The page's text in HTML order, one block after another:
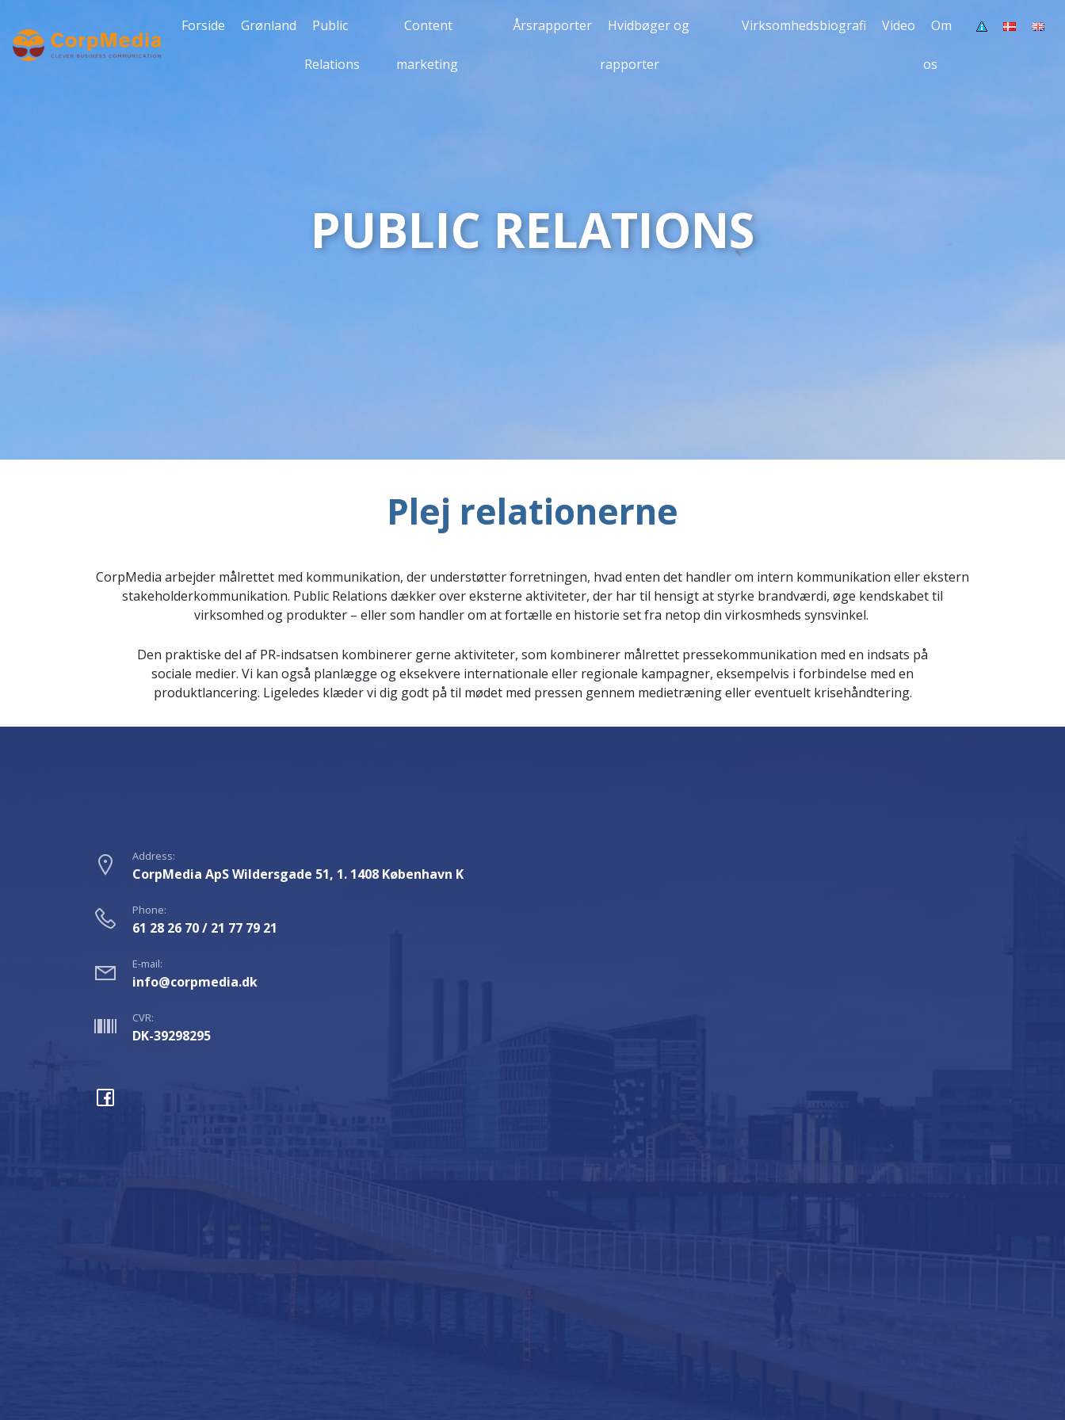
Forside Grønland Public
Relations
Content
marketing
Årsrapporter Hvidbøger og
rapporter
Virksomhedsbiografi Video Om
os
PUBLIC RELATIONS
Plej relationerne
CorpMedia arbejder målrettet med kommunikation, der understøtter forretningen, hvad enten det handler om intern kommunikation eller ekstern
stakeholderkommunikation. Public Relations dækker over eksterne aktiviteter, der har til hensigt at styrke brandværdi, øge kendskabet til
virksomhed og produkter – eller som handler om at fortælle en historie set fra netop din virkosmheds synsvinkel.
Den praktiske del af PR-indsatsen kombinerer gerne aktiviteter, som kombinerer målrettet pressekommunikation med en indsats på
sociale medier. Vi kan også planlægge og eksekvere internationale eller regionale kampagner, eksempelvis i forbindelse med en
produktlancering. Ligeledes klæder vi dig godt på til mødet med pressen gennem medietræning eller eventuelt krisehåndtering.
Address:
CorpMedia ApS Wildersgade 51, 1. 1408 København K
Phone:
61 28 26 70 / 21 77 79 21
E-mail:
info@corpmedia.dk
CVR:
DK-39298295